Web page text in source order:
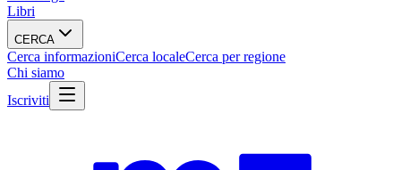
Libri
CERCA
Cerca informazioniCerca localeCerca per regione
Chi siamo
Iscriviti